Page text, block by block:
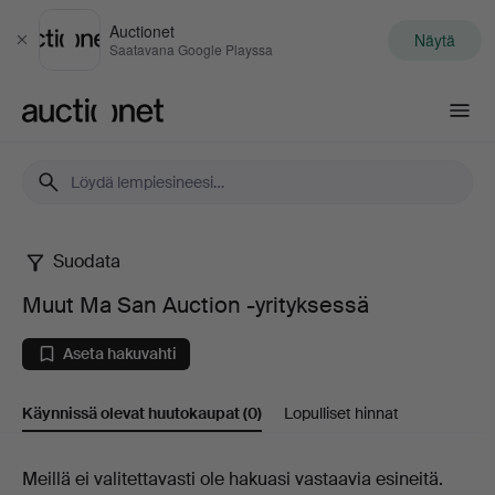
Sulje
Auctionet
Saatavana Google Playssa Näytä
Muut
Ma
San
Auction
Suodata
Muut Ma San Auction -yrityksessä
Aseta hakuvahti
Käynnissä olevat huutokaupat(0) Lopulliset hinnat
Käynnissä
Meillä ei valitettavasti ole hakuasi vastaavia esineitä.